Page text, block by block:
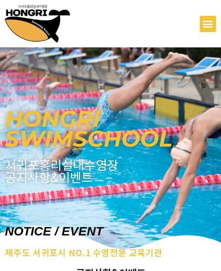
텐
건
너
뛰
기
HONGRI
SWIMSCHOOL
서귀포홍리실내수영장
공지사항&이벤트
NOTICE / EVENT
제주도 서귀포시 NO.1 수영전문 교육기관